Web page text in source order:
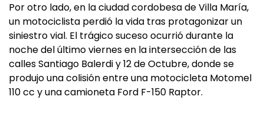
Por otro lado, en la ciudad cordobesa de Villa María,
un motociclista perdió la vida tras protagonizar un
siniestro vial. El trágico suceso ocurrió durante la
noche del último viernes en la intersección de las
calles Santiago Balerdi y 12 de Octubre, donde se
produjo una colisión entre una motocicleta Motomel
110 cc y una camioneta Ford F-150 Raptor.